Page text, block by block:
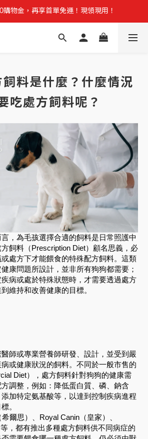
所全品項未使用問題油品，點我看詳情 →
購物金，再享首單免運！現領現用！
官方LINE，優惠不錯過！
料是什麼？什麼情況
吃處方飼料呢？
，為毛孩選擇合適的飼料是日常照護中
飼料（Prescription Diet）顧名思義，必
處方下才能餵食的特殊配方飼料。這類
康問題所設計，並非所有狗狗都需要；
病或處於特殊狀態時，才需要透過處方
維持和改善健康的目標。
師或專業營養師研發、設計，並受到嚴
或健康狀況的飼料。不同於一般市售的
Diet），處方飼料針對狗狗的健康需
調整，例如：降低蛋白質、磷、鈉含
加特定氨基酸等，以達到控制疾病進程
。
爾思）、Royal Canin（皇家）、
，都有推出多種處方飼料供不同病症的